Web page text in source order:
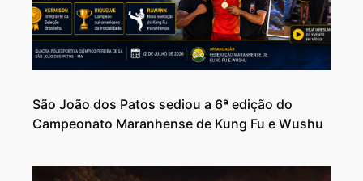
São João dos Patos sediou a 6ª edição do
Campeonato Maranhense de Kung Fu e Wushu